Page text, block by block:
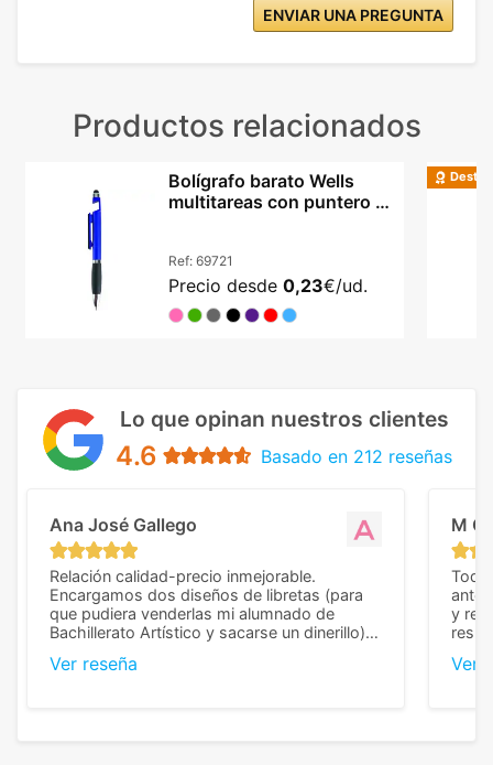
ENVIAR UNA PREGUNTA
Productos relacionados
Bolígrafo barato Wells
multitareas con puntero y
Ref: 69721
Precio desde 0,23€/ud.
Lo que opinan nuestros clientes
4.6 Basado en 212 reseñas
Ana José Gallego
Relación calidad-precio inmejorable.
Encargamos dos diseños de libretas (para
que pudiera venderlas mi alumnado de
Bachillerato Artístico y sacarse un dinerillo) y
diferencia, con libretas de muy buena calidad
Ver reseña
M C
Todo
y
Ver